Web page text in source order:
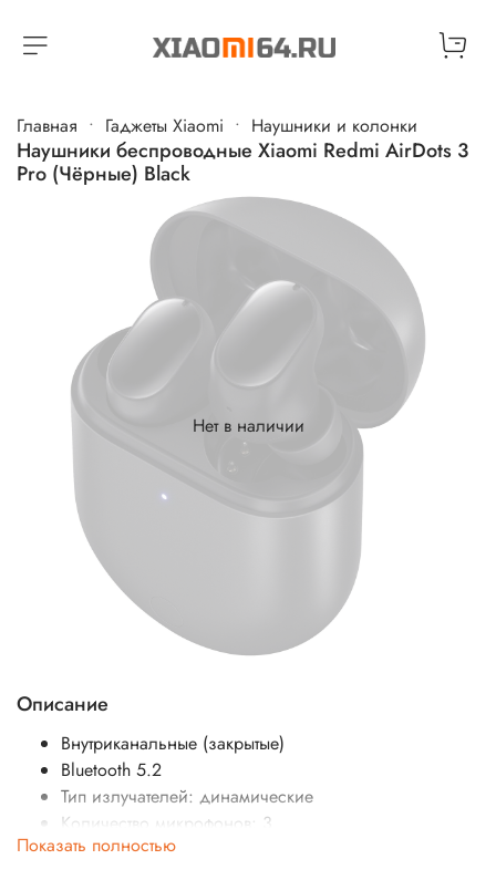
Главная Гаджеты Xiaomi Наушники и колонки
Наушники беспроводные Xiaomi Redmi AirDots 3
Pro (Чёрные) Black
Нет в наличии
Описание
Внутриканальные (закрытые)
Bluetooth 5.2
Тип излучателей: динамические
Количество микрофонов: 3
Количество драйверов: 1
Показать полностью